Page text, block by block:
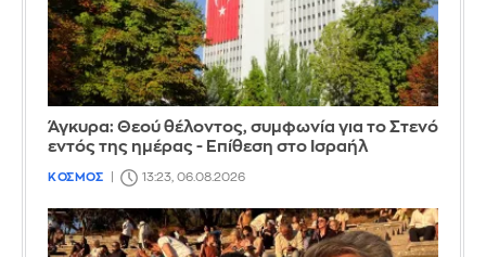
Άγκυρα: Θεού θέλοντος, συμφωνία για το Στενό
εντός της ημέρας - Επίθεση στο Ισραήλ
ΚΟΣΜΟΣ 13:23, 06.08.2026